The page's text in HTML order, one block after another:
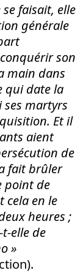
faisait, elle
générale
conquérirson
main dans
qui date la
martyrs
Et il
aient
de
fait brûler
point de
cela en le
heures ;
elle de
»